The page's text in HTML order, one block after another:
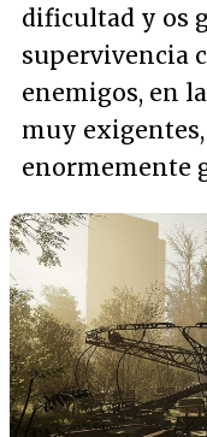
dificultad y os
supervivencia
enemigos, en
muy
enormemente